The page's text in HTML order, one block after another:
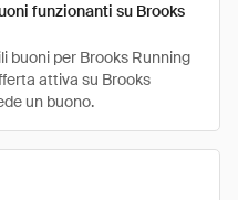
funzionanti su Brooks
buoni per Brooks Running
attiva su Brooks
un buono.